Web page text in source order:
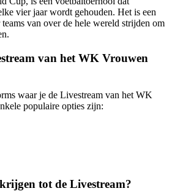
vier jaar wordt gehouden. Het is een
van over de hele wereld strijden om
van het WK Vrouwen
waar je de Livestream van het WK
populaire opties zijn:
tot de Livestream?